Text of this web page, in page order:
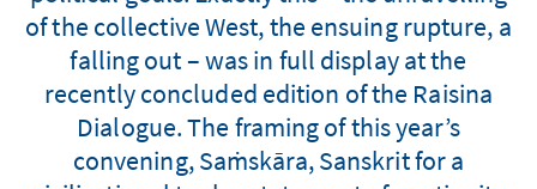
of the collective West, the ensuing rupture, a
falling out – was in full display at the
recently concluded edition of the Raisina
Dialogue. The framing of this year’s
convening, Saṁskāra, Sanskrit for a